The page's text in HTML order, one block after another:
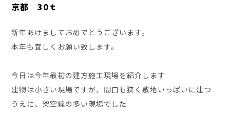
京都 30ｔ
新年あけましておめでとうございます。
本年も宜しくお願い致します。
今日は今年最初の建方施工現場を紹介します
建物は小さい現場ですが、間口も狭く敷地いっぱいに建つ
うえに、架空線の多い現場でした